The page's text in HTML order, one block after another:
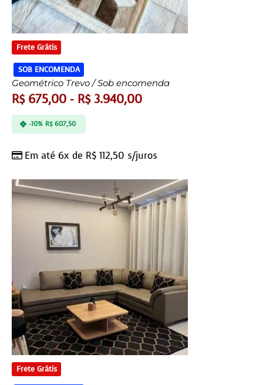
Frete Grátis
SOB ENCOMENDA
Geométrico Trevo / Sob encomenda
R$675,00 - R$3.940,00
Em até 6x de R$ 112,50 s/juros
-10% R$607,50
Frete Grátis